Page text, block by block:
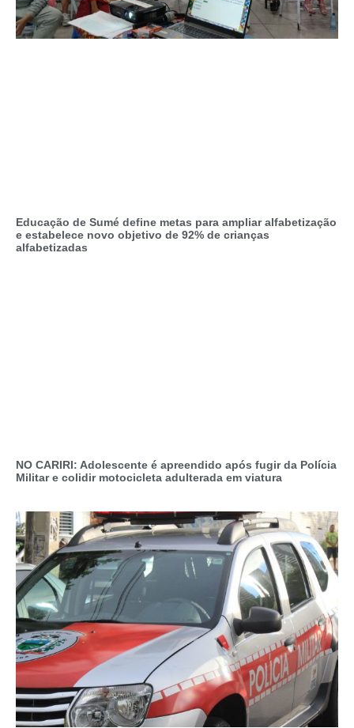
Educação de Sumé define metas para ampliar alfabetização
e estabelece novo objetivo de 92% de crianças
alfabetizadas
NO CARIRI: Adolescente é apreendido após fugir da Polícia
Militar e colidir motocicleta adulterada em viatura